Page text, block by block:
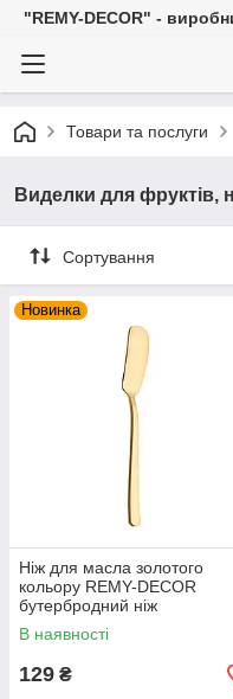
"REMY-DECOR" -
Товари та послуги
Виделки для фруктів,
Сортування
Новинка
Ніж для масла золотого
кольору REMY-DECOR
бутербродний ніж
нержавіюча сталь
В наявності
129 ₴